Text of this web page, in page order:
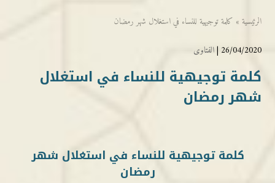
الرئيسية » كلمة توجيهية للنساء في استغلال شهر رمضان
26/04/2020 | الفتاوى
كلمة توجيهية للنساء في استغلال
شهر رمضان
كلمة توجيهية للنساء في استغلال شهر
رمضان